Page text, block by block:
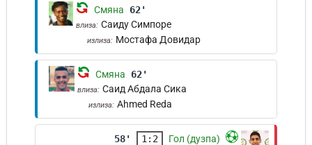
Смяна 62'
влиза: Саиду Симпоре
излиза: Мостафа Довидар
Смяна 62'
влиза: Саид Абдала Сика
излиза: Ahmed Reda
58' 1:2
Гол (дузпа)